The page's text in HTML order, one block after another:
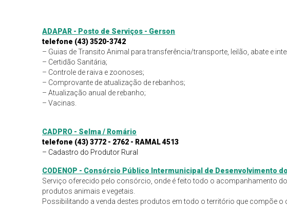
ADAPAR - Posto de Serviços - Gerson
telefone (43) 3520-3742
– Guias de Transito Animal para transferência/transporte, leilão, abate e
– Certidão Sanitária;
– Controle de raiva e zoonoses;
– Comprovante de atualização de rebanhos;
– Atualização anual de rebanho;
– Vacinas.
CADPRO - Selma / Romário
telefone (43) 3772 - 2762 - RAMAL 4513
– Cadastro do Produtor Rural
CODENOP - Consórcio Público Intermunicipal de Desenvolvimento
Serviço oferecido pelo consórcio, onde é feito todo o acompanhamento
produtos animais e vegetais.
Possibilitando a venda destes produtos em todo o território que compõe o